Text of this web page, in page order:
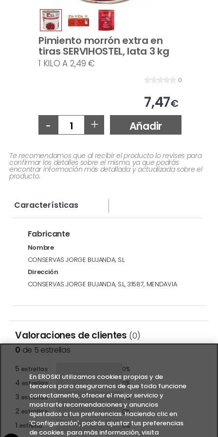
Pimiento morrón extra en
tiras SERVIHOSTEL, lata 3 kg
0
7,47€
1 KILO A 2,49 €
- + Añadir
Te recomendamos que al recibir el producto lo revises para
confirmar los detalles sobre el mismo, ya que podrás
encontrar información más detallada y actualizada sobre el
producto.
Características
Fabricante
Nombre
CONSERVAS JORGE BUJANDA, S.L
Dirección
CONSERVAS JORGE BUJANDA, S.L, 31587, MENDAVIA
Valoraciones de clientes (0)
0 de 5 estrellas
5 estrellas 0%
4 estrellas 0%
3 estrellas 0%
2 estrellas 0%
1 estrella 0%
En EROSKI utilizamos cookies propias y de
terceros para asegurarnos de que todo funcione
correctamente, ofrecer el mejor servicio y
mostrarte recomendaciones y anuncios
ajustados a tus preferencias. Haciendo clic en
'Configuración', podrás ajustar tus preferencias
de cookies. para más información, visita